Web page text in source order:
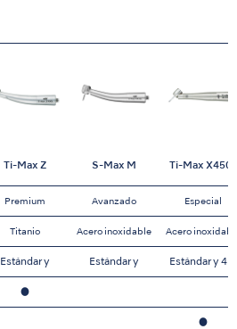
Ti-Max Z
Premium
Titanio
Estándar y
Miniatura
●
S-Max M
Avanzado
Acero inoxidable
Estándar y
Ti-Max X450L
Especial
Acero
Estándar y 45°
●